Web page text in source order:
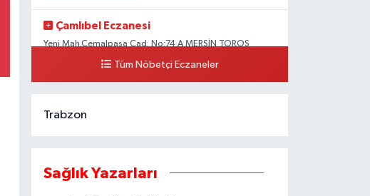
Çamlıbel Eczanesi
Yeni Mah.Cemalpaşa Cad. No:74 A MERSİN TOROS
KARŞISI ARAS KARGO YANITüm Nöbetçi Eczaneler
Trabzon
Sağlık Yazarları